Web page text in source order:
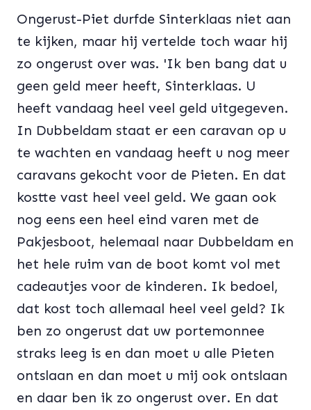
Ongerust-Piet durfde Sinterklaas niet aan
te kijken, maar hij vertelde toch waar hij
zo ongerust over was. 'Ik ben bang dat u
geen geld meer heeft, Sinterklaas. U
heeft vandaag heel veel geld uitgegeven.
In Dubbeldam staat er een caravan op u
te wachten en vandaag heeft u nog meer
caravans gekocht voor de Pieten. En dat
kostte vast heel veel geld. We gaan ook
nog eens een heel eind varen met de
Pakjesboot, helemaal naar Dubbeldam en
het hele ruim van de boot komt vol met
cadeautjes voor de kinderen. Ik bedoel,
dat kost toch allemaal heel veel geld? Ik
ben zo ongerust dat uw portemonnee
straks leeg is en dan moet u alle Pieten
ontslaan en dan moet u mij ook ontslaan
en daar ben ik zo ongerust over. En dat